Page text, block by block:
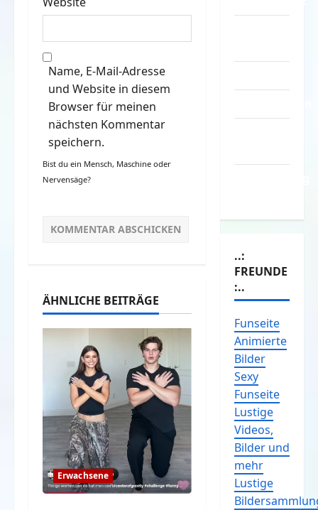
Name, E-Mail-Adresse
und Website in diesem
Browser für meinen
nächsten Kommentar
speichern.
Bist du ein Mensch, Maschine oder
Nervensäge?
ÄHNLICHE BEITRÄGE
Erwachsene
..:
FREUNDE
:..
Funseite
Animierte
Bilder
Sexy
Funseite
Lustige
Videos,
Bilder und
mehr
Lustige